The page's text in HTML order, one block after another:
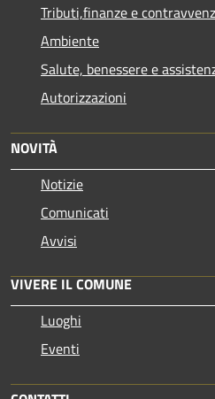
Tributi,finanze e
Ambiente
Salute, benessere e
Autorizzazioni
NOVITÀ
Notizie
Comunicati
Avvisi
VIVERE IL COMUNE
Luoghi
Eventi